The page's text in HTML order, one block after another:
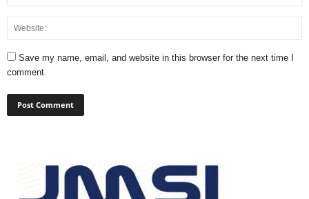
Save my name, email, and website in this browser for the next time I
comment.